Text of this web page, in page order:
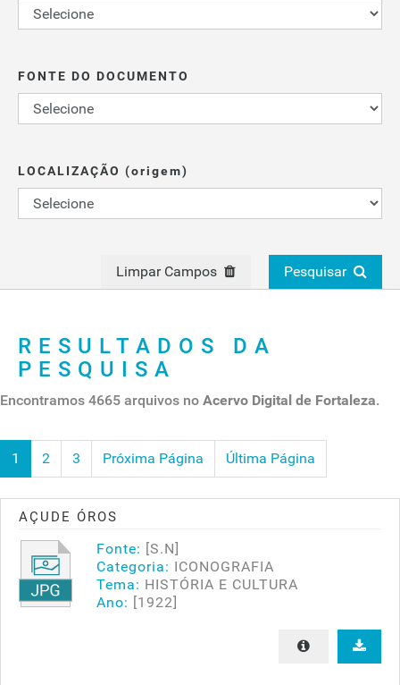
FONTE DO DOCUMENTO
LOCALIZAÇÃO (origem)
Pesquisar
Limpar Campos
RESULTADOS DA
PESQUISA
Encontramos 4665 arquivos no Acervo Digital de Fortaleza.
1 2 3 Próxima Página Última Página
AÇUDE ÓROS
Fonte: [S.N]
Categoria: ICONOGRAFIA
Tema: HISTÓRIA E CULTURA
Ano: [1922]